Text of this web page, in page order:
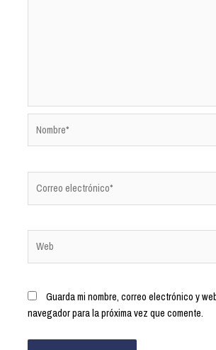
Guarda mi nombre, correo electrónico y
navegador para la próxima vez que comente.